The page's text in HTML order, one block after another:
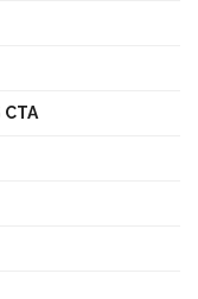
CTA